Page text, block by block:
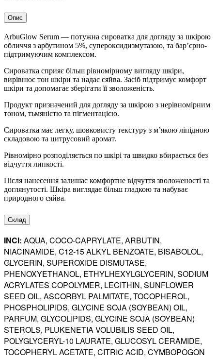
Опис
ArbuGlow Serum — потужна сироватка для догляду за шкірою
обличчя з арбутином 5%, супероксидизмутазою, та бар’єрно-
підтримуючим комплексом.
Сироватка сприяє більш рівномірному вигляду шкіри,
вирівнює тон шкіри та надає сяйва. Засіб підтримує комфорт
шкіри та допомагає зберігати її зволоженість.
Продукт призначений для догляду за шкірою з нерівномірним
тоном, тьмяністю та пігментацією.
Сироватка має легку, шовковисту текстуру з м’якою ліпідною
складовою та цитрусовий аромат.
Рівномірно розподіляється по шкірі та швидко вбирається без
відчуття липкості.
Після нанесення залишає комфортне відчуття зволоженості та
доглянутості. Шкіра виглядає більш гладкою та набуває
природного сяйва.
Склад
INCI: AQUA, COCO-CAPRYLATE, ARBUTIN,
NIACINAMIDE, C12-15 ALKYL BENZOATE, BISABOLOL,
GLYCERIN, SUPEROXIDE DISMUTASE,
PHENOXYETHANOL, ETHYLHEXYLGLYCERIN, SODIUM
ACRYLATES COPOLYMER, LECITHIN, SUNFLOWER
SEED OIL, ASCORBYL PALMITATE, TOCOPHEROL,
PHOSPHOLIPIDS, GLYCINE SOJA (SOYBEAN) OIL,
PARFUM, GLYCOLIPIDS, GLYCINE SOJA (SOYBEAN)
STEROLS, PLUKENETIA VOLUBILIS SEED OIL,
POLYGLYCERYL-10 LAURATE, GLUCOSYL CERAMIDE,
TOCOPHERYL ACETATE, CITRIC ACID, CYMBOPOGON